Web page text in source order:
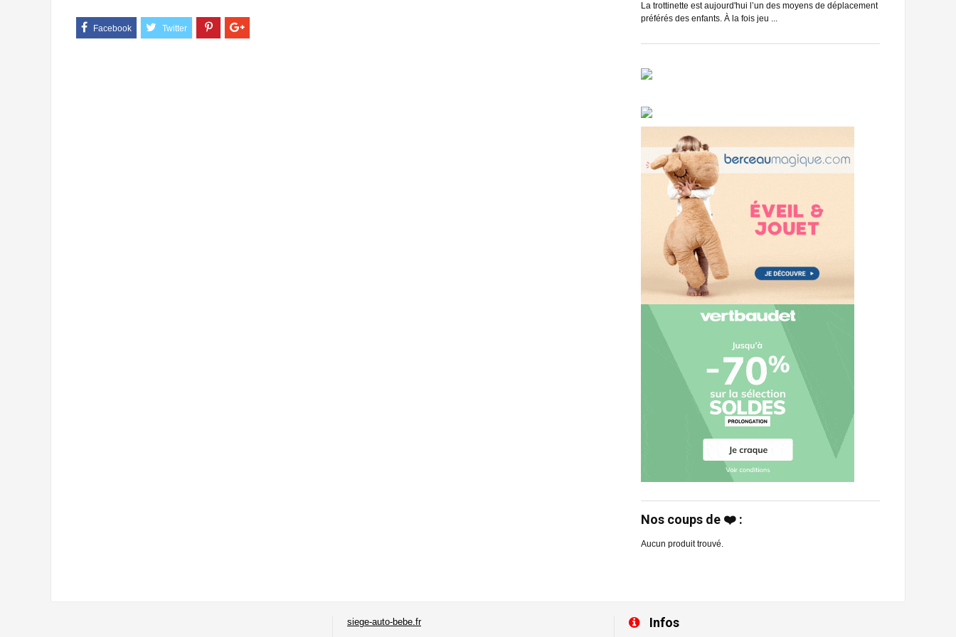
La trottinette est aujourd'hui l’un des moyens de déplacement
préférés des enfants. À la fois jeu ...
Nos coups de ❤️ :
Aucun produit trouvé.
siege-auto-bebe.fr Infos